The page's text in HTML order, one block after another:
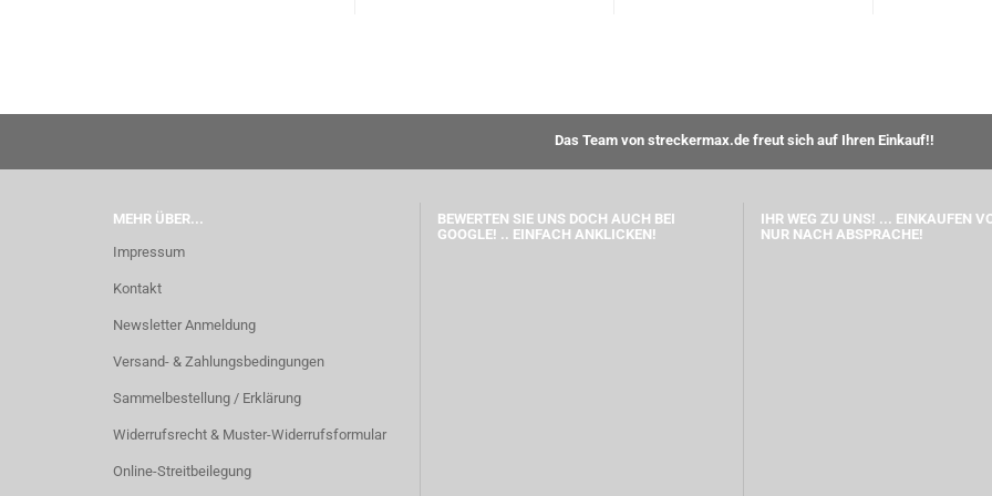
Das Team von streckermax.de freut sich auf Ihren Einkauf!!
MEHR ÜBER...
Impressum
Kontakt
Newsletter Anmeldung
Versand- & Zahlungsbedingungen
Sammelbestellung / Erklärung
Widerrufsrecht & Muster-Widerrufsformular
Online-Streitbeilegung
BEWERTEN SIE UNS DOCH AUCH BEI
GOOGLE! .. EINFACH ANKLICKEN!
IHR WEG ZU UNS! ... EINKAUFEN
NUR NACH ABSPRACHE!